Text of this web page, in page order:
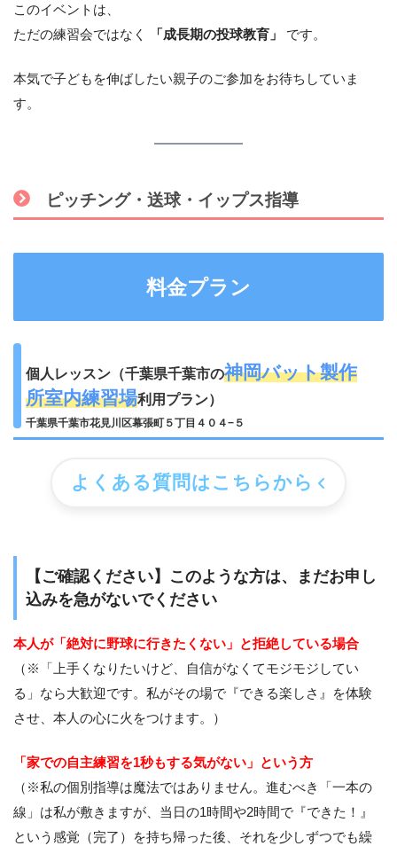
このイベントは、
ただの練習会ではなく
「成長期の投球教育」 です。
本気で子どもを伸ばしたい親子のご参加をお待ちしていま
す。
ピッチング・送球・イップス指導
料金プラン
個人レッスン（千葉県千葉市の神岡バット製作
所室内練習場利用プラン）
千葉県千葉市花見川区幕張町５丁目４０４−５
よくある質問はこちらから
【ご確認ください】このような方は、まだお申し
込みを急がないでください
本人が「絶対に野球に行きたくない」と拒絶している場合
（※「上手くなりたいけど、自信がなくてモジモジしてい
る」なら大歓迎です。私がその場で『できる楽しさ』を体験
させ、本人の心に火をつけます。）
「家での自主練習を1秒もする気がない」という方
（※私の個別指導は魔法ではありません。進むべき「一本の
線」は私が敷きますが、当日の1時間や2時間で『できた！』
という感覚（完了）を持ち帰った後、それを少しずつでも繰